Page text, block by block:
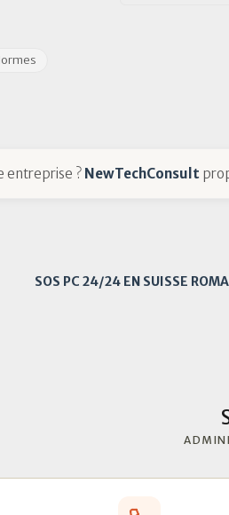
entreprise ? NewTechConsult
SOS PC 24/24 EN SUISSE